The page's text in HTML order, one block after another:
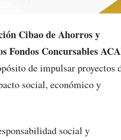
Cibao de Ahorros y
Fondos Concursables
de impulsar proyectos
social, económico y
social y